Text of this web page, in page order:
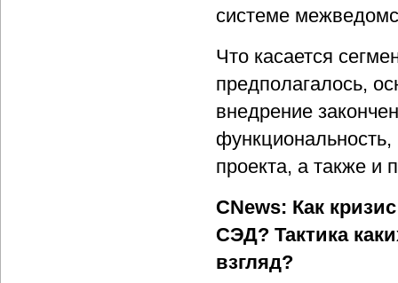
системе
Что касается
предполагалось,
внедрение
проекта, а также и
CNews: Как
СЭД? Тактика
взгляд?